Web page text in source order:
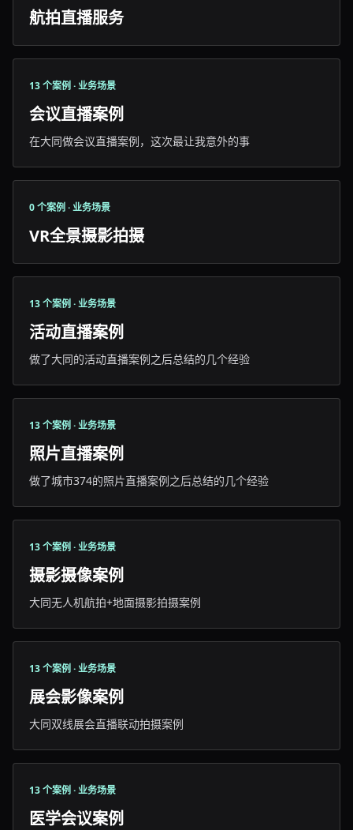
航拍直播服务
13 个案例 · 业务场景
会议直播案例
在大同做会议直播案例，这次最让我意外的事
0 个案例 · 业务场景
VR全景摄影拍摄
13 个案例 · 业务场景
活动直播案例
做了大同的活动直播案例之后总结的几个经验
13 个案例 · 业务场景
照片直播案例
做了城市374的照片直播案例之后总结的几个经验
13 个案例 · 业务场景
摄影摄像案例
大同无人机航拍+地面摄影拍摄案例
13 个案例 · 业务场景
展会影像案例
大同双线展会直播联动拍摄案例
13 个案例 · 业务场景
医学会议案例